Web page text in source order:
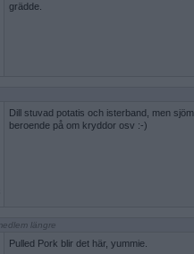
grädde.
Dill stuvad potatis och isterband, men
beroende på om kryddor osv :-)
längre
Pulled Pork blir det här, yummie.